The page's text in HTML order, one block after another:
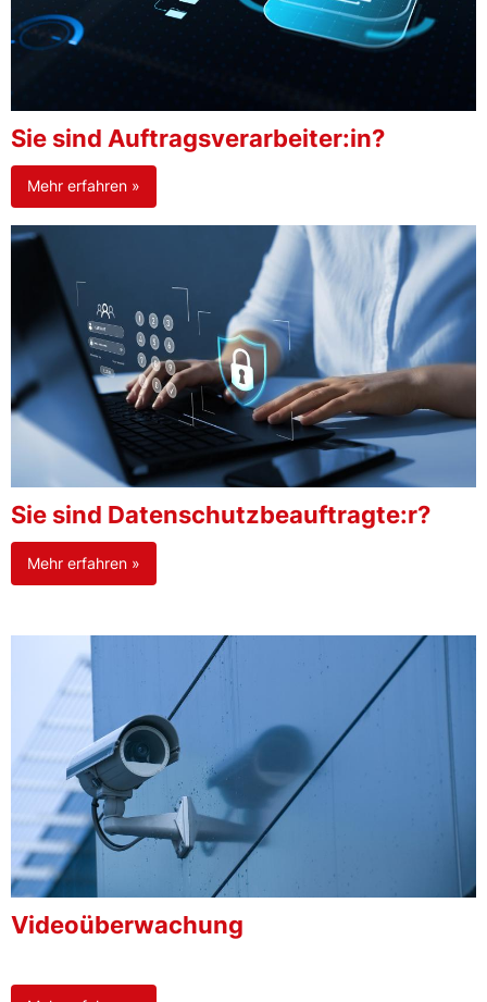
Sie sind Auftragsverarbeiter:in?
Mehr erfahren »
Sie sind Datenschutzbeauftragte:r?
Mehr erfahren »
Videoüberwachung